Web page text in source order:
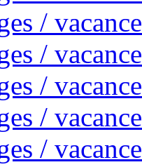
/
/
/
/
/